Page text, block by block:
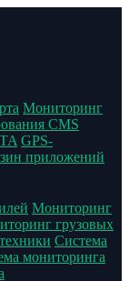
Мониторинг
CMS
GPS-
приложений
Мониторинг
грузовых
Система
мониторинга